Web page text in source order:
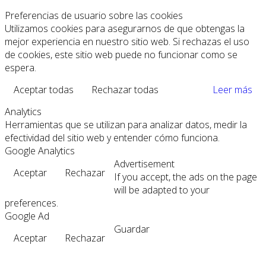
Preferencias de usuario sobre las cookies
Utilizamos cookies para asegurarnos de que obtengas la
mejor experiencia en nuestro sitio web. Si rechazas el uso
de cookies, este sitio web puede no funcionar como se
espera.
Aceptar todas
Rechazar todas
Leer más
Analytics
Herramientas que se utilizan para analizar datos, medir la
efectividad del sitio web y entender cómo funciona.
Google Analytics
Aceptar
Rechazar
Advertisement
If you accept, the ads on the page
will be adapted to your
preferences.
Google Ad
Aceptar
Rechazar
Guardar